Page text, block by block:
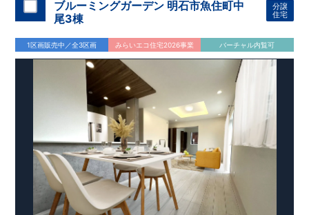
ブルーミングガーデン 明石市魚住町中
尾3棟
分譲
住宅
1区画販売中／全3区画 みらいエコ住宅2026事業 バーチャル内覧可